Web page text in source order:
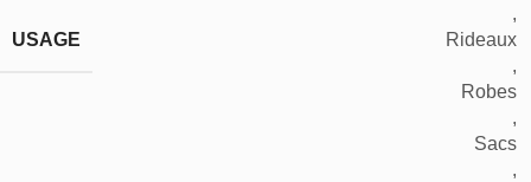
USAGE
,
Rideaux
,
Robes
,
Sacs
,